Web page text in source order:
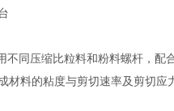
不同压缩比粒料和粉料螺杆，配
材料的粘度与剪切速率及剪切应